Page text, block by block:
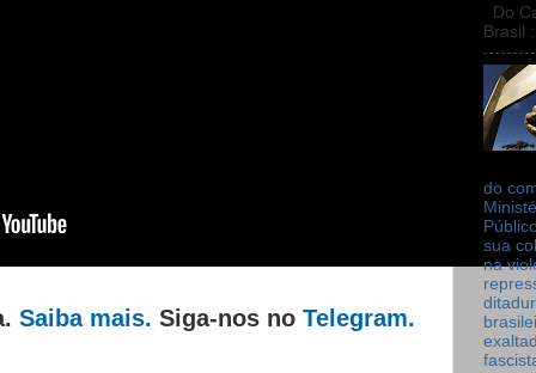
Saiba mais. Siga-nos no Telegram.
Do
Brasil :
do
sua
na